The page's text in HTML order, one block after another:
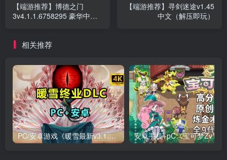
【端游推荐】博德之门
3v4.1.1.6758295 豪华中文
【端游推荐】寻剑迷途v1.45
中文（解压即玩）
相关推荐
PC/安卓游戏《暖雪最新v3.1.0.1》终业DLC整合版！